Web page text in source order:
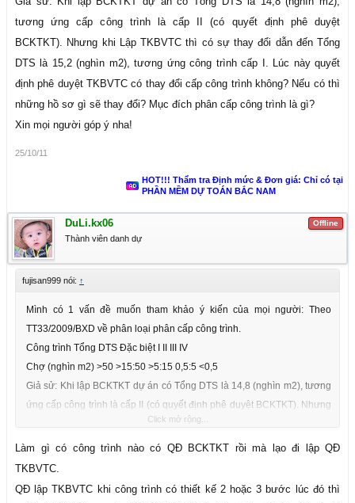
tương ứng cấp công trình là cấp II (có quyết định phê duyệt
BCKTKT). Nhưng khi Lập TKBVTC thì có sự thay đổi dẫn đến Tổng
DTS là 15,2 (nghìn m2), tương ứng công trình cấp I. Lúc này quyết
định phê duyệt TKBVTC có thay đổi cấp công trình không? Nếu có thì
những hồ sơ gì sẽ thay đổi? Mục đích phân cấp công trình là gì?
Xin mọi người góp ý nha!
25/10/11
HOT!!! Thẩm tra Định mức & Đơn giá: Chỉ có tại
PHẦN MỀM DỰ TOÁN BẮC NAM
Offline
DuLi.kx06
Thành viên danh dự
fujisan999 nói: ↑
Mình có 1 vấn đề muốn tham khảo ý kiến của mọi người: Theo
TT33/2009/BXD về phân loại phân cấp công trình.
Công trình Tổng DTS Đặc biệt I II III IV
Chợ (nghìn m2) >50 >15:50 >5:15 0,5:5 <0,5
Giả sử: Khi lập BCKTKT dự án có Tổng DTS là 14,8 (nghìn m2), tương
ứng cấp công trình là cấp II (có quyết định phê duyệt BCKTKT). Nhưng
khi Lập TKBVTC thì có sự thay đổi dẫn đến Tổng DTS là 15,2 (nghìn
m2), tương ứng công trình cấp I. Lúc này quyết định phê duyệt
TKBVTC có thay đổi cấp công trình không? Nếu có thì những hồ sơ gì
Click mở rộng...
Làm gì có công trình nào có QĐ BCKTKT rồi mà lạo đi lập QĐ
TKBVTC.
QĐ lập TKBVTC khi công trình có thiết kế 2 hoặc 3 bước lúc đó thì